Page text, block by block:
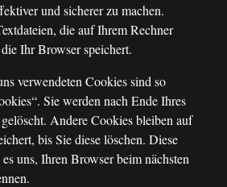
und sicherer zu machen.
die auf Ihrem Rechner
Ihr Browser speichert.
verwendeten Cookies sind so
Sie werden nach Ende Ihres
Andere Cookies bleiben auf
bis Sie diese löschen. Diese
uns, Ihren Browser beim nächsten